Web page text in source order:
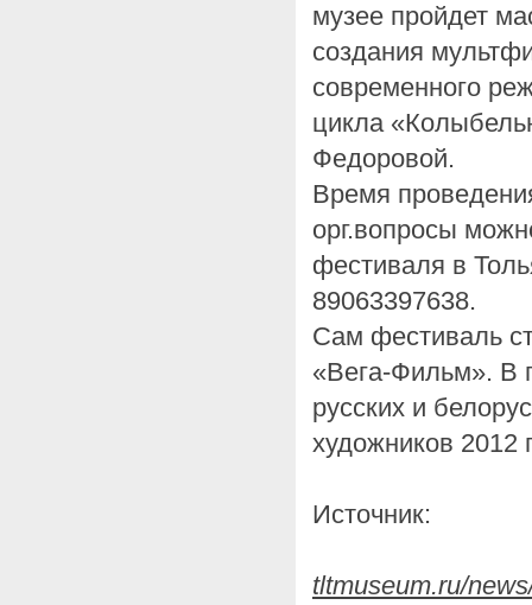
музее пройдет
создания
современного
цикла
Федоровой.
Время
орг.вопросы
фестиваля в
89063397638.
Сам фестиваль
«Вега-Фильм». В
русских и
художников 2012
Источник:
tltmuseum.ru/